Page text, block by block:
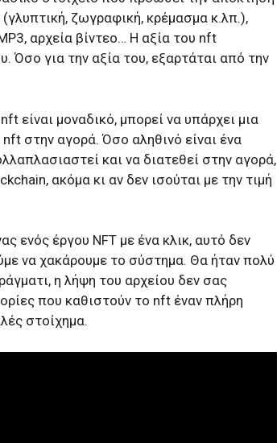
ζωγραφική, κρέμασμα κ.λπ.),
αρχεία βίντεο… Η αξία του nft
Όσο για την αξία του, εξαρτάται από την
είναι μοναδικό, μπορεί να υπάρχει μια
στην αγορά. Όσο αληθινό είναι ένα
και να διατεθεί στην αγορά,
ακόμα κι αν δεν ισούται με την τιμή
ενός έργου NFT με ένα κλικ, αυτό δεν
να χακάρουμε το σύστημα. Θα ήταν πολύ
η λήψη του αρχείου δεν σας
που καθιστούν το nft έναν πλήρη
στοίχημα.